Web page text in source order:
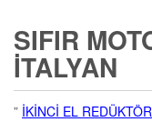
SIFIR
İTALYAN
” İKİNCİ EL REDÜKTÖR